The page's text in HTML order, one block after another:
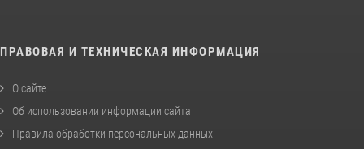
ПРАВОВАЯ И ТЕХНИЧЕСКАЯ ИНФОРМАЦИЯ
О сайте
Об использовании информации сайта
Правила обработки персональных данных